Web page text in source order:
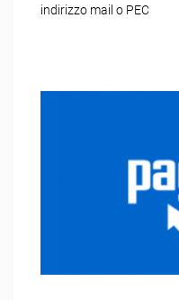
indirizzo mail o PEC